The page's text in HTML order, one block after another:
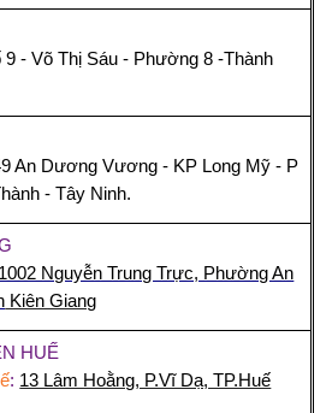
9 - Võ Thị Sáu - Phường 8 -Thành
An Dương Vương - KP Long Mỹ - P
- Tây Ninh.
1002 Nguyễn Trung Trực, Phường An
Kiên Giang
HUẾ
: 13 Lâm Hoằng, P.Vĩ Dạ, TP.Huế